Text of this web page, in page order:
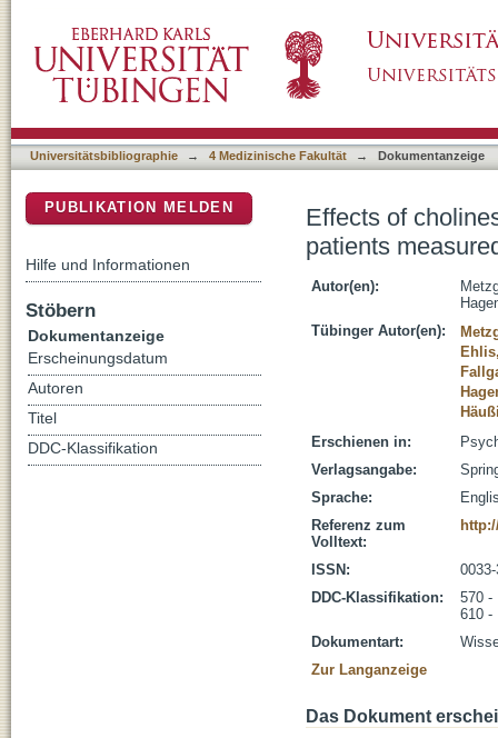
functional near-infrared spectroscopy
Universitätsbibliographie → 4 Medizinische Fakultät → Dokumentanzeige
Effects of
patients
Autor(en):
Tübinger Autor(en):
Erschienen in:
Verlagsangabe:
Sprache:
Referenz zum
Volltext:
ISSN:
DDC-Klassifikation:
570 -
610 -
Dokumentart:
Zur Langanzeige
Das Dokument
PUBLIKATION MELDEN
Hilfe und Informationen
Stöbern
Dokumentanzeige
Erscheinungsdatum
Autoren
Titel
DDC-Klassifikation